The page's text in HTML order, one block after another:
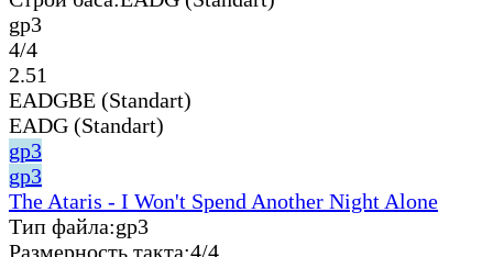
gp3
4/4
2.51
EADGBE (Standart)
EADG (Standart)
gp3
gp3
The Ataris - I Won't Spend Another Night Alone
Тип файла:gp3
Размерность такта:4/4